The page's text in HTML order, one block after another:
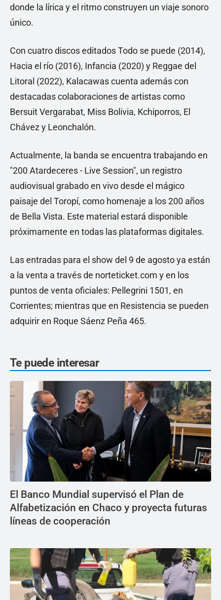
donde la lírica y el ritmo construyen un viaje sonoro
único.
Con cuatro discos editados Todo se puede (2014),
Hacia el río (2016), Infancia (2020) y Reggae del
Litoral (2022), Kalacawas cuenta además con
destacadas colaboraciones de artistas como
Bersuit Vergarabat, Miss Bolivia, Kchiporros, El
Chávez y Leonchalón.
Actualmente, la banda se encuentra trabajando en
"200 Atardeceres - Live Session", un registro
audiovisual grabado en vivo desde el mágico
paisaje del Toropí, como homenaje a los 200 años
de Bella Vista. Este material estará disponible
próximamente en todas las plataformas digitales.
Las entradas para el show del 9 de agosto ya están
a la venta a través de norteticket.com y en los
puntos de venta oficiales: Pellegrini 1501, en
Corrientes; mientras que en Resistencia se pueden
adquirir en Roque Sáenz Peña 465.
Te puede interesar
El Banco Mundial supervisó el Plan de
Alfabetización en Chaco y proyecta futuras
líneas de cooperación